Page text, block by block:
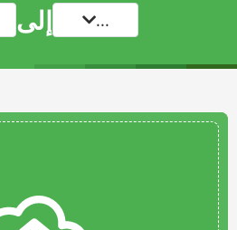
... إلى